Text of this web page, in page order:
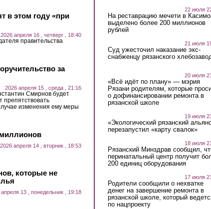
в этом году «при
2026 апреля 16 , четверг , 18:40
правительства
за
2026 апреля 15 , среда , 21:16
Смирнов будет
препятствовать
изменения ему меры
2026 апреля 14 , вторник , 18:53
которые не
13 , понедельник , 19:18
22 июля
На реставрацию мечети в
выделено более 200 миллионов
рублей
21 июля
Суд ужесточил наказание экс-
снабженцу рязанского
20 июля
«Всё идёт по плану» — мэрия
Рязани родителям, которые
о дофинансировании ремонта в
рязанской школе
19 июля
«Экологический рязанский
перезапустил «карту свалок»
18 июля
Рязанский Минздрав сообщил,
перинатальный центр получит
200 единиц оборудования
17 июля
Родители сообщили о нехватке
денег на завершение ремонта в
рязанской школе, который
по нацпроекту